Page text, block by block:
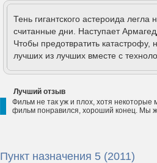
Тень гигантского астероида
считанные дни. Наступает
Чтобы предотвратить
лучших из лучших вместе с
Лучший отзыв
Фильм не так уж и плох, хотя
фильм понравился, хороший конец. Мы
Пункт назначения 5 (2011)